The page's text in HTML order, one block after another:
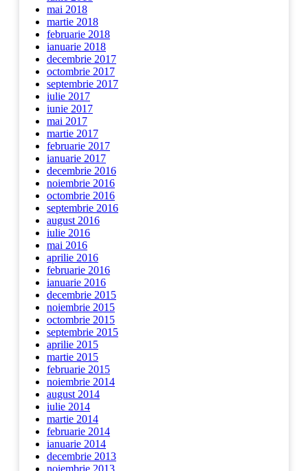
mai 2018
martie 2018
februarie 2018
ianuarie 2018
decembrie 2017
octombrie 2017
septembrie 2017
iulie 2017
iunie 2017
mai 2017
martie 2017
februarie 2017
ianuarie 2017
decembrie 2016
noiembrie 2016
octombrie 2016
septembrie 2016
august 2016
iulie 2016
mai 2016
aprilie 2016
februarie 2016
ianuarie 2016
decembrie 2015
noiembrie 2015
octombrie 2015
septembrie 2015
aprilie 2015
martie 2015
februarie 2015
noiembrie 2014
august 2014
iulie 2014
martie 2014
februarie 2014
ianuarie 2014
decembrie 2013
noiembrie 2013